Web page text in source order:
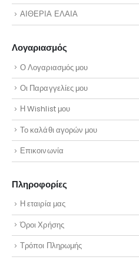
ΑΙΘΕΡΙΑ ΕΛΑΙΑ
Λογαριασμός
Ο Λογαριασμός μου
Οι Παραγγελίες μου
Η Wishlist μου
Το καλάθι αγορών μου
Επικοινωνία
Πληροφορίες
Η εταιρία μας
Όροι Χρήσης
Τρόποι Πληρωμής